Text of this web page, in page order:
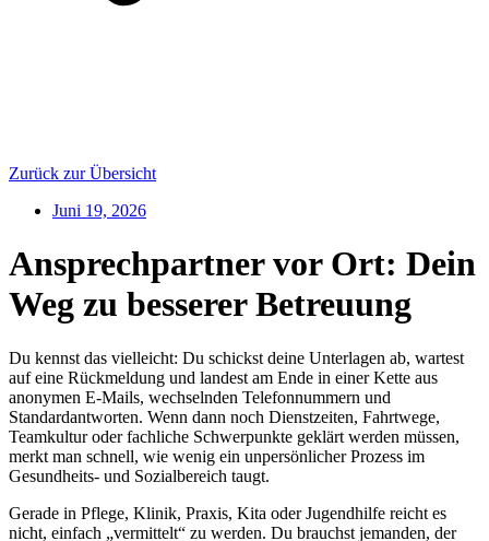
Zurück zur Übersicht
Juni 19, 2026
Ansprechpartner vor Ort: Dein
Weg zu besserer Betreuung
Du kennst das vielleicht: Du schickst deine Unterlagen ab, wartest
auf eine Rückmeldung und landest am Ende in einer Kette aus
anonymen E-Mails, wechselnden Telefonnummern und
Standardantworten. Wenn dann noch Dienstzeiten, Fahrtwege,
Teamkultur oder fachliche Schwerpunkte geklärt werden müssen,
merkt man schnell, wie wenig ein unpersönlicher Prozess im
Gesundheits- und Sozialbereich taugt.
Gerade in Pflege, Klinik, Praxis, Kita oder Jugendhilfe reicht es
nicht, einfach „vermittelt“ zu werden. Du brauchst jemanden, der